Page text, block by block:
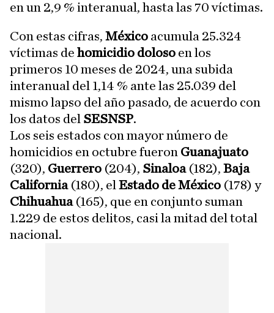
en un 2,9 % interanual, hasta las 70 víctimas.
Con estas cifras, México acumula 25.324
víctimas de homicidio doloso en los
primeros 10 meses de 2024, una subida
interanual del 1,14 % ante las 25.039 del
mismo lapso del año pasado, de acuerdo con
los datos del SESNSP.
Los seis estados con mayor número de
homicidios en octubre fueron Guanajuato
(320), Guerrero (204), Sinaloa(182), Baja
California(180), el Estado de México (178) y
Chihuahua (165), que en conjunto suman
1.229 de estos delitos, casi la mitad del total
nacional.